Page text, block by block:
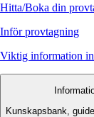
Hitta/Boka din
Inför provtagning
Viktig information
Kunskapsbank,